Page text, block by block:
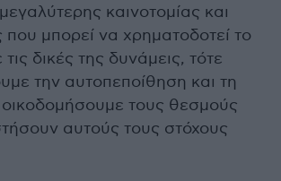
καινοτομίας και
μπορεί να χρηματοδοτεί το
δικές της δυνάμεις, τότε
την αυτοπεποίθηση και τη
τους θεσμούς
αυτούς τους στόχους